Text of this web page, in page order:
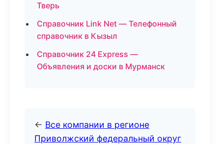
Тверь
Справочник Link Net — Телефонный
справочник в Кызыл
Справочник 24 Express —
Объявления и доски в Мурманск
← Все компании в регионе
Приволжский федеральный округ